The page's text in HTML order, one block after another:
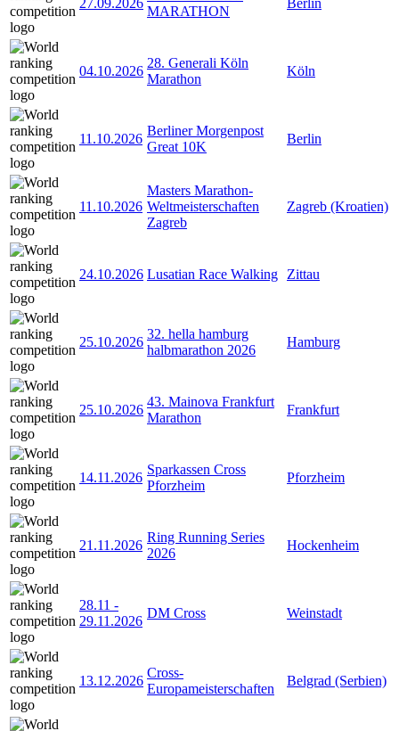
MARATHON
04.10.2026
28. Generali Köln
Marathon
Köln
11.10.2026
Berliner Morgenpost
Great 10K
Berlin
11.10.2026
Masters Marathon-
Weltmeisterschaften
Zagreb
Zagreb (Kroatien)
24.10.2026 Lusatian Race Walking Zittau
25.10.2026
32. hella hamburg
halbmarathon 2026
Hamburg
25.10.2026
43. Mainova Frankfurt
Marathon
Frankfurt
14.11.2026
Sparkassen Cross
Pforzheim
Pforzheim
21.11.2026
Ring Running Series
2026
Hockenheim
28.11 -
29.11.2026
DM Cross Weinstadt
13.12.2026
Cross-
Europameisterschaften
Belgrad (Serbien)